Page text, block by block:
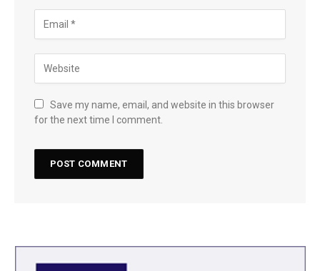
Save my name, email, and website in this browser
for the next time I comment.